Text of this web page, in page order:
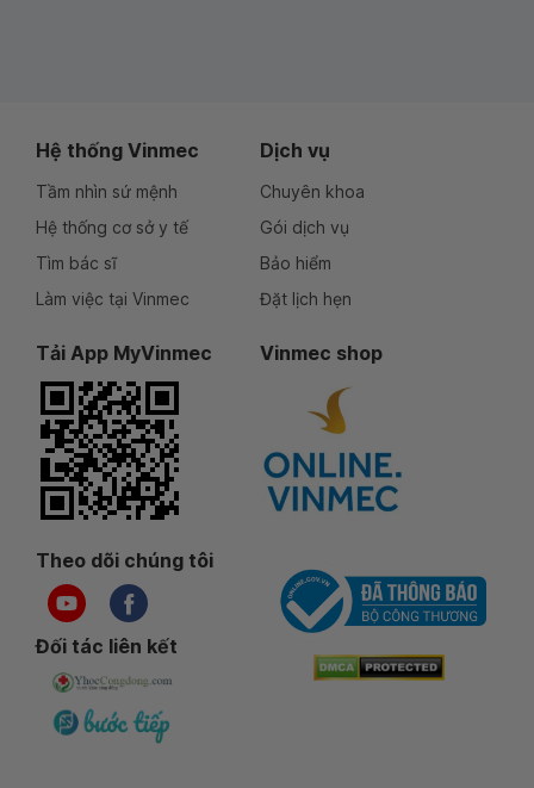
Hệ thống Vinmec
Tầm nhìn sứ mệnh
Hệ thống cơ sở y tế
Tìm bác sĩ
Làm việc tại Vinmec
Dịch vụ
Chuyên khoa
Gói dịch vụ
Bảo hiểm
Đặt lịch hẹn
Tải App MyVinmec Vinmec shop
Theo dõi chúng tôi
Đối tác liên kết